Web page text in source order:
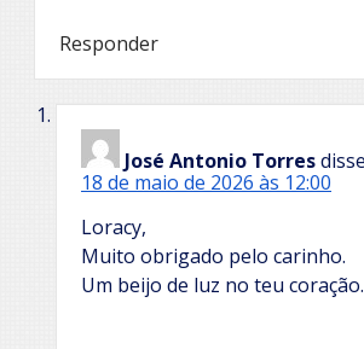
Responder
José Antonio Torres
18 de maio de 2026 às 12:00
Loracy,
Muito obrigado pelo carinho.
Um beijo de luz no teu coração.